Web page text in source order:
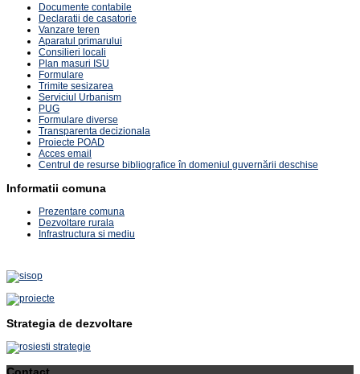
Documente contabile
Declaratii de casatorie
Vanzare teren
Aparatul primarului
Consilieri locali
Plan masuri ISU
Formulare
Trimite sesizarea
Serviciul Urbanism
PUG
Formulare diverse
Transparenta decizionala
Proiecte POAD
Acces email
Centrul de resurse bibliografice în domeniul guvernării deschise
Informatii comuna
Prezentare comuna
Dezvoltare rurala
Infrastructura si mediu
Strategia de dezvoltare